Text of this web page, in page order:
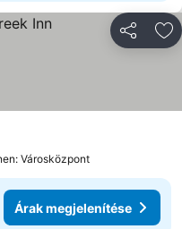
Városközpont
Árak megjelenítése